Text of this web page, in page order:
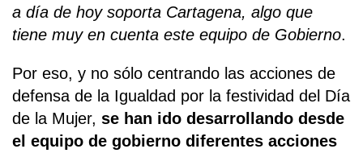
a día de hoy soporta Cartagena, algo que
tiene muy en cuenta este equipo de Gobierno.
Por eso, y no sólo centrando las acciones de
defensa de la Igualdad por la festividad del Día
de la Mujer, se han ido desarrollando desde
el equipo de gobierno diferentes acciones